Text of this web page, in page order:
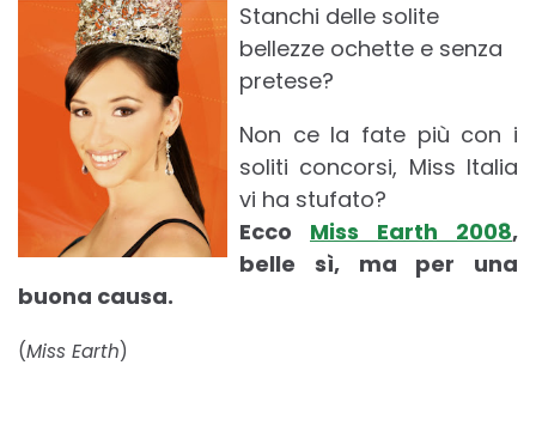
Stanchi delle solite
bellezze ochette e senza
pretese?
Non ce la fate più con i
soliti concorsi, Miss Italia
vi ha stufato?
Ecco Miss Earth 2008,
belle sì, ma per una
buona causa.
(Miss Earth)